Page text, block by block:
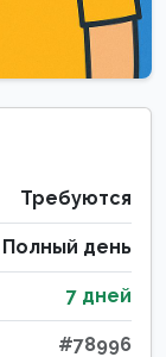
Требуются
Полный день
7 дней
#78996